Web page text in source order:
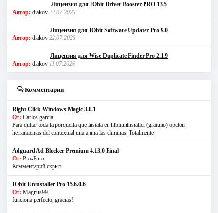
Лицензия для IObit Driver Booster PRO 13.5
Автор: diakov 22.07.2026
Лицензия для IObit Software Updater Pro 9.0
Автор: diakov 22.07.2026
Лицензия для Wise Duplicate Finder Pro 2.1.9
Автор: diakov 11.07.2026
Комментарии
Right Click Windows Magic 3.0.1
От: Carlos garcia
Para quitar toda la porqueria que instala en hibituninstaller (gratuito) opcion
herramientas del contextual una a una las eliminas. Totalmente
Adguard Ad Blocker Premium 4.13.0 Final
От: Pro-Euro
Комментарий скрыт
IObit Uninstaller Pro 15.6.0.6
От: Magnus99
funciona perfecto, gracias!